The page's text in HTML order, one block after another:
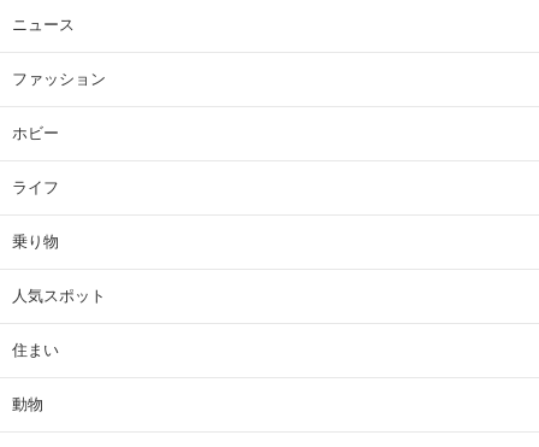
ニュース
ファッション
ホビー
ライフ
乗り物
人気スポット
住まい
動物